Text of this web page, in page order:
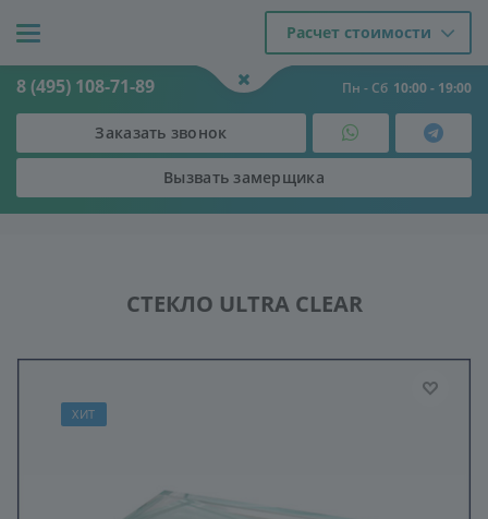
Расчет стоимости
8 (495) 108-71-89 Пн - Сб 10:00 - 19:00
Заказать звонок
Вызвать замерщика
Двери - Стекло - Стекло "ULTRA CLEAR" - СТЕКЛО ULTRA CLEAR
СТЕКЛО ULTRA CLEAR
ХИТ